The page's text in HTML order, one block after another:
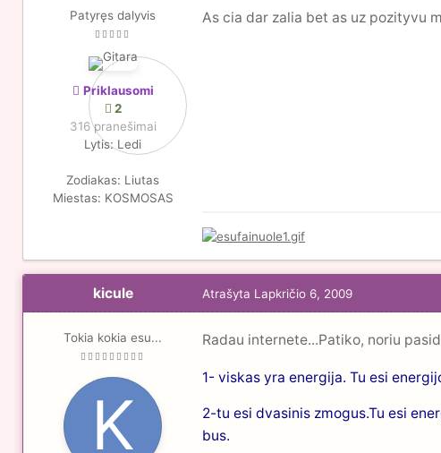
Patyręs dalyvis
Priklausomi
2
316 pranešimai
Lytis: Ledi
Zodiakas: Liutas
Miestas: KOSMOSAS
As cia dar zalia bet as uz pozityvu
kicule
Tokia kokia esu...
Atrašyta Lapkričio 6, 2009
Radau internete...Patiko, noriu
1- viskas yra energija. Tu esi
2-tu esi dvasinis zmogus.Tu esi
bus.